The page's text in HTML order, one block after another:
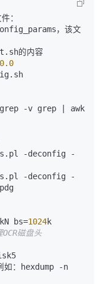
：
，该文
的内容
0.0
grep -v grep
-deconfig
-
-deconfig
-
bs=1024k
磁盘头
如：hexdump -